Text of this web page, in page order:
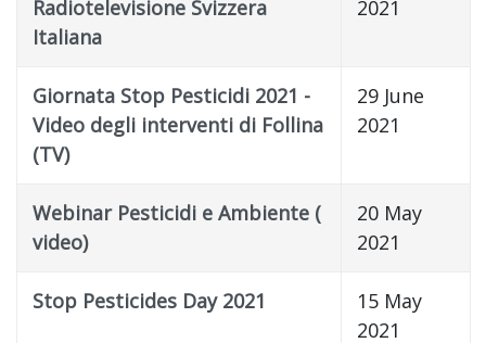
Radiotelevisione Svizzera
Italiana
2021
Giornata Stop Pesticidi 2021 -
Video degli interventi di Follina
(TV)
29 June
2021
Webinar Pesticidi e Ambiente (
video)
20 May
2021
Stop Pesticides Day 2021
15 May
2021